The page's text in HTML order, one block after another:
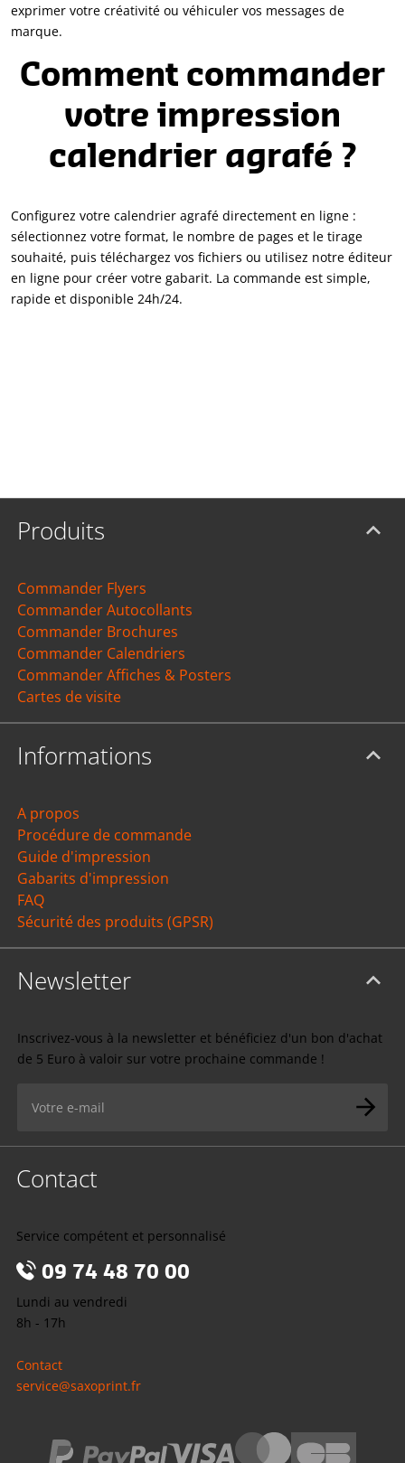
exprimer votre créativité ou véhiculer vos messages de
marque.
Comment commander
votre impression
calendrier agrafé ?
Configurez votre calendrier agrafé directement en ligne :
sélectionnez votre format, le nombre de pages et le tirage
souhaité, puis téléchargez vos fichiers ou utilisez notre éditeur
en ligne pour créer votre gabarit. La commande est simple,
rapide et disponible 24h/24.
Produits
Commander Flyers
Commander Autocollants
Commander Brochures
Commander Calendriers
Commander Affiches & Posters
Cartes de visite
Informations
A propos
Procédure de commande
Guide d'impression
Gabarits d'impression
FAQ
Sécurité des produits (GPSR)
Newsletter
Inscrivez-vous à la newsletter et bénéficiez d'un bon d'achat
de 5 Euro à valoir sur votre prochaine commande !
Contact
Service compétent et personnalisé
09 74 48 70 00
Lundi au vendredi
8h - 17h
Contact
service@saxoprint.fr